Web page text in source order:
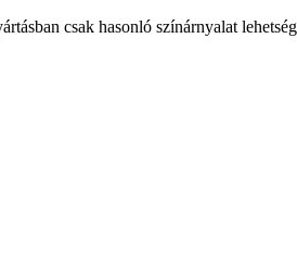
csak hasonló színárnyalat